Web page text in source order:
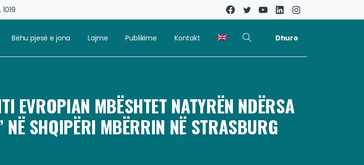
Bëhu pjesë e jona Lajme Publikime Kontakt Dhuro
EVROPIAN MBËSHTET NATYRËN NDËRSA
NË SHQIPËRI MBËRRIN NË STRASBURG